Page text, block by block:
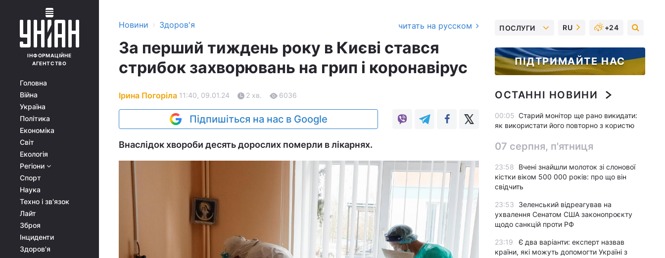
ІНФОРМАЦІЙНЕ
АГЕНТСТВО
Головна
Війна
Україна
Політика
Економіка
Світ
Екологія
Регіони
Спорт
Наука
Техно і зв'язок
Лайт
Зброя
Інциденти
Здоров'я
Новини › Здоров'я читать на русском
За перший тиждень року в Києві стався
стрибок захворювань на грип і коронавірус
Ірина Погоріла 11:40, 09.01.24 2 хв. 6036
Підпишіться на нас в Google
Внаслідок хвороби десять дорослих померли в лікарнях.
ПОСЛУГИ RU +24
ПІДТРИМАЙТЕ НАС
ОСТАННІ НОВИНИ
00:05 Старий монітор ще рано викидати:
як використати його повторно з користю
07 серпня, п'ятниця
23:58
Вчені знайшли молоток зі слонової
кістки віком 500 000 років: про що він
свідчить
23:53
Зеленський відреагував на
ухвалення Сенатом США законопроєкту
щодо санкцій проти РФ
23:19
Є два варіанти: експерт назвав
країни, які можуть допомогти Україні з